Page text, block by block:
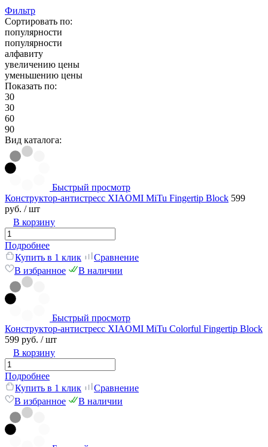
Фильтр
Сортировать по:
популярности
популярности
алфавиту
увеличению цены
уменьшению цены
Показать по:
30
30
60
90
Вид каталога:
Быстрый просмотр
Конструктор-антистресс XIAOMI MiTu Fingertip Block 599
руб. / шт
В корзину
Подробнее
Купить в 1 клик
Сравнение
В избранное
В наличии
Быстрый просмотр
Конструктор-антистресс XIAOMI MiTu Colorful Fingertip Block
599 руб. / шт
В корзину
Подробнее
Купить в 1 клик
Сравнение
В избранное
В наличии